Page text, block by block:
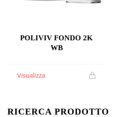
POLIVIV FONDO 2K
WB
Visualizza
RICERCA PRODOTTO